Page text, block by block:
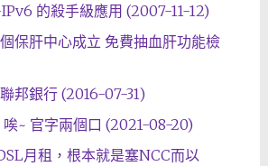
的殺手級應用 (2007-11-12)
保肝中心成立 免費抽血肝功能檢
邦銀行 (2016-07-31)
~ 官字兩個口 (2021-08-20)
月租，根本就是塞NCC而以